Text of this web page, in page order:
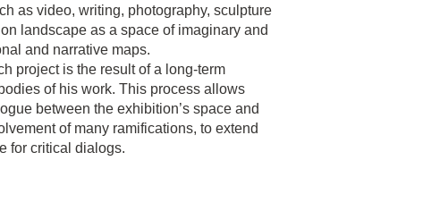
as video, writing, photography, sculpture
landscape as a space of imaginary and
and narrative maps.
project is the result of a long-term
of his work. This process allows
between the exhibition’s space and
of many ramifications, to extend
for critical dialogs.